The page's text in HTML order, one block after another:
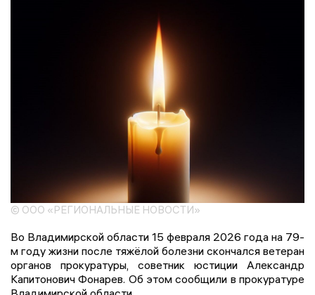
© ООО «РЕГИОНАЛЬНЫЕ НОВОСТИ»
Во Владимирской области 15 февраля 2026 года на 79-
м году жизни после тяжёлой болезни скончался ветеран
органов прокуратуры, советник юстиции Александр
Капитонович Фонарев. Об этом сообщили в прокуратуре